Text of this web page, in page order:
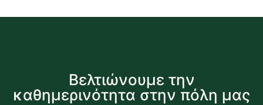
Βελτιώνουμε την
καθημερινότητα στην πόλη μας